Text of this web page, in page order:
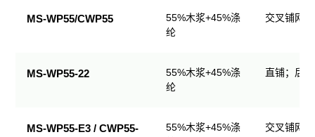
MS-WP55/CWP55
55%木浆+45%涤
纶
交叉铺网
MS-WP55-22
55%木浆+45%涤
纶
直铺；后
MS-WP55-E3 / CWP55-
55%木浆+45%涤
交叉铺网